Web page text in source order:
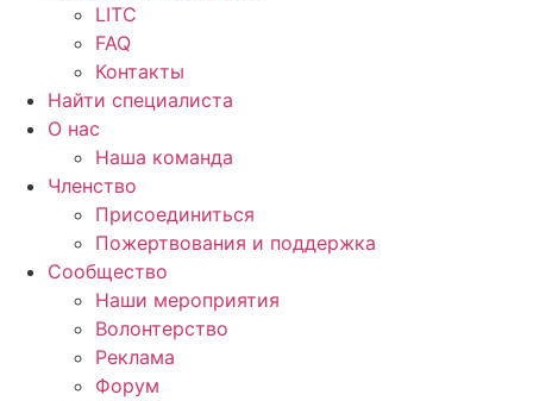
LITC
FAQ
Контакты
Найти специалиста
О нас
Наша команда
Членство
Присоединиться
Пожертвования и поддержка
Сообщество
Наши мероприятия
Волонтерство
Реклама
Форум